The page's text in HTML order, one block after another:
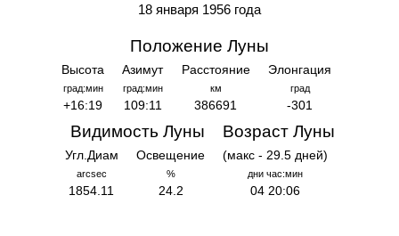
18 января 1956 года
Положение Луны
Высота
град:мин
+16:19
Азимут
град:мин
109:11
Расстояние
км
386691
Элонгация
град
-301
Видимость Луны
Угл.Диам
arcsec
1854.11
Освещение
%
24.2
Возраст Луны
(макс - 29.5 дней)
дни час:мин
04 20:06